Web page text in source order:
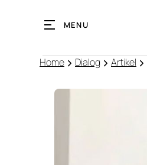
MENU
Home Dialog Artikel